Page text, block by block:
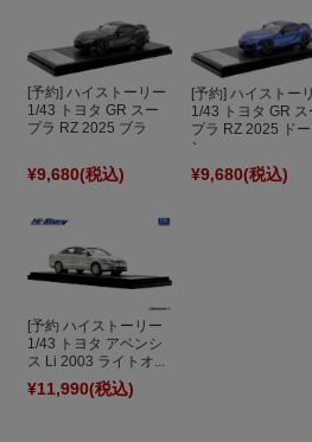
[予約] ハイストーリー
1/43 トヨタ GR スー
プラ RZ 2025 ブラ
¥9,680(税込)
[予約] ハイストー
1/43 トヨタ GR ス
プラ RZ 2025 ドー
ン...
¥9,680(税込)
[予約 ハイストーリー
1/43 トヨタ アベンシ
ス Li 2003 ライトオ...
¥11,990(税込)